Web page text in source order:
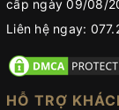
cấp ngày 09/08/
Liên hệ ngay:
HỖ TRỢ